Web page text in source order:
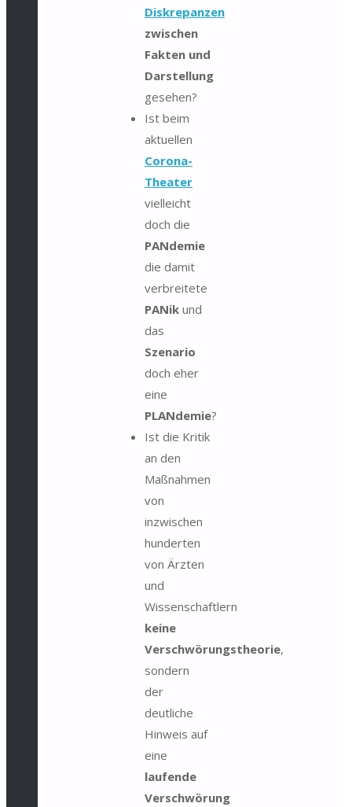
Diskrepanzen
zwischen
Fakten und
Darstellung
gesehen?
Ist beim
aktuellen
Corona-
Theater
vielleicht
doch die
PANdemie
die damit
verbreitete
PANikund
das
Szenario
doch eher
eine
PLANdemie?
Ist die Kritik
an den
Maßnahmen
von
inzwischen
hunderten
von Ärzten
und
Wissenschaftlern
keine
Verschwörungstheorie,
sondern
der
deutliche
Hinweis auf
eine
laufende
Verschwörung